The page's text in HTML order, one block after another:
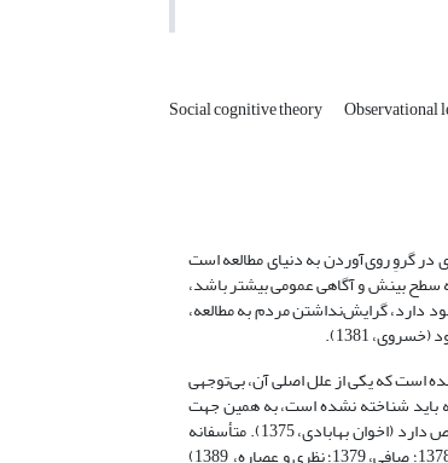
Social cognitive theory Observational
در گروِ روی‌آوردن به دنیای مطالعه است
زیرا هر چه سطح بینش و آگاهی عمومی بیشتر باشد،
دارد، گرایش‌نداشتن مردم به مطالعه،
1381).
است که یکی از علل اصلی آن، بی‌توجهی
برای مردم، چنان‌که باید شناخته نشده است، به همین جهت
گرایش به مطالعه در میان آحاد مردم مشاهده نمی‌شود، به‌طوری که تنها درصد کمی از هزینه‌های زندگی خانوادۀ ایرانی به امر مطالعه اختصاص دارد (اخوان بهابادی، 1375). متأسفانه